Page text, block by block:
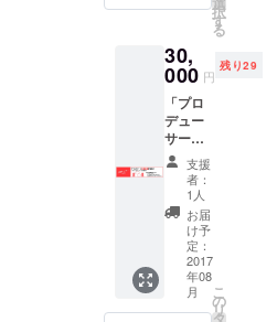
入力い
たヲタ
ネーム
が入り
ます。
※提灯は
イベン
ト後、
支援者
様宛に
発送、
プレゼ
ントい
たしま
す。
択
す
る
30,
000 円
残り29
「プロ
デュー
サー
コー
ス」 や
ぐらス
テージ
企画会
議参加
権！ ＋
ディレ
クター
コース
支援
者：
1人
お届
け予
定：
2017
年08
月
こ
の
リ